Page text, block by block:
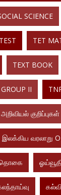
SCIENCE
TET
TEXT BOOK
II
அறிவியல் குறிப்புகள்
இலக்கிய வரலாறு